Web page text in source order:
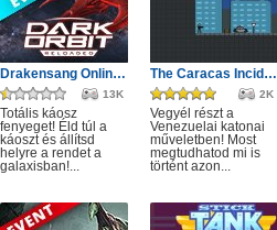
Drakensang Online - Protegit zűrzavar
13K
Totális káosz
fenyeget! Éld túl a
káoszt és állítsd
helyre a rendet a
galaxisban!...
The Caracas Incident
2K
Vegyél részt a
Venezuelai katonai
műveletben! Most
megtudhatod mi is
történt azon...